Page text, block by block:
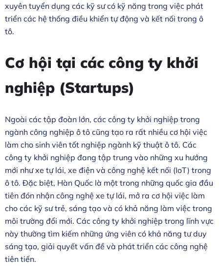
xuyên tuyển dụng các kỹ sư có kỹ năng trong việc phát
triển các hệ thống điều khiển tự động và kết nối trong ô
tô.
Cơ hội tại các công ty khởi
nghiệp (Startups)
Ngoài các tập đoàn lớn, các công ty khởi nghiệp trong
ngành công nghiệp ô tô cũng tạo ra rất nhiều cơ hội việc
làm cho sinh viên tốt nghiệp ngành kỹ thuật ô tô. Các
công ty khởi nghiệp đang tập trung vào những xu hướng
mới như xe tự lái, xe điện và công nghệ kết nối (IoT) trong
ô tô. Đặc biệt, Hàn Quốc là một trong những quốc gia đầu
tiên đón nhận công nghệ xe tự lái, mở ra cơ hội việc làm
cho các kỹ sư trẻ, sáng tạo và có khả năng làm việc trong
môi trường đổi mới. Các công ty khởi nghiệp trong lĩnh vực
này thường tìm kiếm những ứng viên có khả năng tư duy
sáng tạo, giải quyết vấn đề và phát triển các công nghệ
tiên tiến.